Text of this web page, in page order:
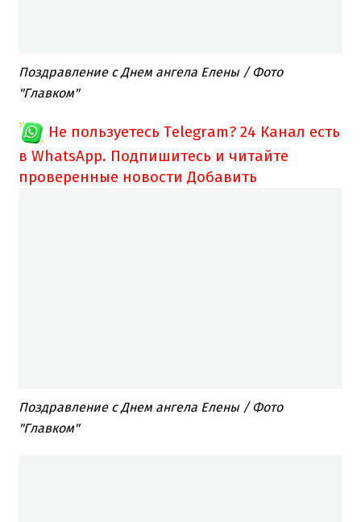
Поздравление с Днем ангела Елены / Фото
"Главком"
Не пользуетесь Telegram? 24 Канал есть
в WhatsApp. Подпишитесь и читайте
проверенные новости Добавить
Поздравление с Днем ангела Елены / Фото
"Главком"